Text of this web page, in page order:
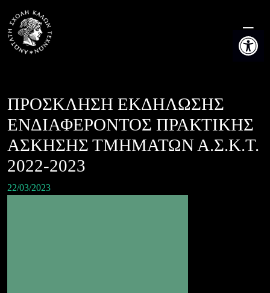
Ανοίξτε
content
ΠΡΟΣΚΛΗΣΗ ΕΚΔΗΛΩΣΗΣ
ΕΝΔΙΑΦΕΡΟΝΤΟΣ ΠΡΑΚΤΙΚΗΣ
ΑΣΚΗΣΗΣ ΤΜΗΜΑΤΩΝ Α.Σ.Κ.Τ.
2022-2023
22/03/2023